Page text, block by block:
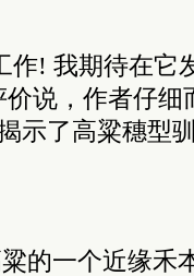
作! 我期待在它
说，作者仔
示了高粱穗型
的一个近缘禾